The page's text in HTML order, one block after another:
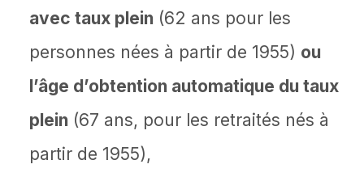
avec taux plein (62 ans pour les
personnes nées à partir de 1955) ou
l’âge d’obtention automatique du taux
plein (67 ans, pour les retraités nés à
partir de 1955),